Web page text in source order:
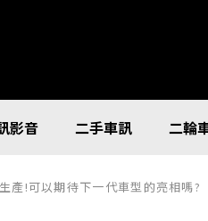
影音 二手車訊 二輪
產!可以期待下一代車型的亮相嗎?